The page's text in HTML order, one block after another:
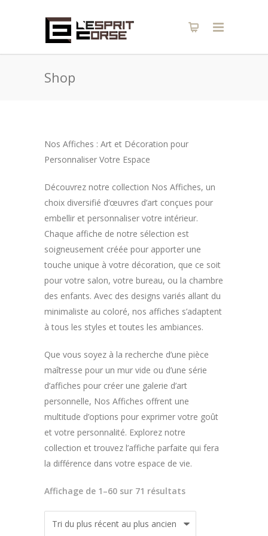
Shop
Nos Affiches : Art et Décoration pour
Personnaliser Votre Espace
Découvrez notre collection Nos Affiches, un
choix diversifié d’œuvres d’art conçues pour
embellir et personnaliser votre intérieur.
Chaque affiche de notre sélection est
soigneusement créée pour apporter une
touche unique à votre décoration, que ce soit
pour votre salon, votre bureau, ou la chambre
des enfants. Avec des designs variés allant du
minimaliste au coloré, nos affiches s’adaptent
à tous les styles et toutes les ambiances.
Que vous soyez à la recherche d’une pièce
maîtresse pour un mur vide ou d’une série
d’affiches pour créer une galerie d’art
personnelle, Nos Affiches offrent une
multitude d’options pour exprimer votre goût
et votre personnalité. Explorez notre
collection et trouvez l’affiche parfaite qui fera
la différence dans votre espace de vie.
Affichage de 1–60 sur 71 résultatsTrié
plus